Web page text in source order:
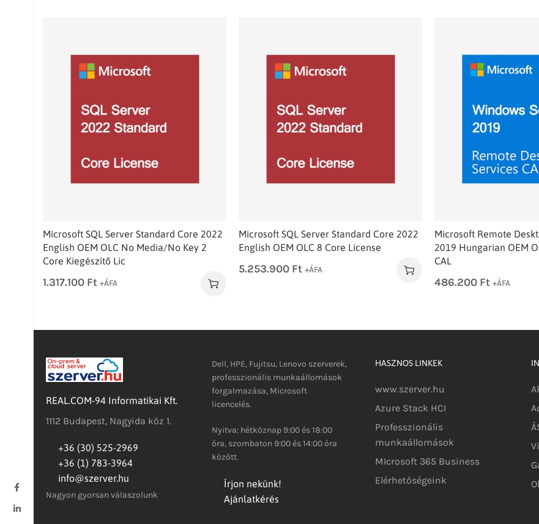
Microsoft SQL Server Standard Core 2022
English OEM OLC No Media/No Key 2
Core Kiegészítő Lic
1.317.100 Ft +ÁFA
Microsoft SQL Server Standard Core 2022
English OEM OLC 8 Core License
5.253.900 Ft +ÁFA
Microsoft Remote
2019 Hungarian OEM
CAL
486.200 Ft +ÁFA
REAL.COM-94 Informatikai Kft.
1112 Budapest, Nagyida köz 1.
+36 (30) 525-2969
+36 (1) 783-3964
info@szerver.hu
Nagyon gyorsan válaszolunk
Dell, HPE, Fujitsu, Lenovo szerverek,
professzionális munkaállomások
forgalmazása, Microsoft
licencelés.
Nyitva: hétköznap 9:00 és 18:00
óra, szombaton 9:00 és 14:00 óra
között.
Írjon nekünk!
Ajánlatkérés
HASZNOS LINKEK
www.szerver.hu
Azure Stack HCI
Professzionális
munkaállomások
MIcrosoft 365 Business
Elérhetőségeink